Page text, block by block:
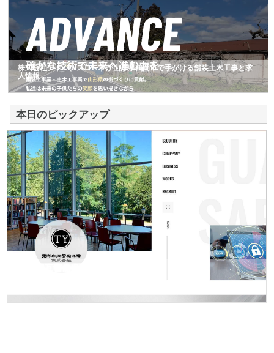
株式会社アドバンスロードが山形県鶴岡市で手がける舗装土木工事と求
人情報
本日のピックアップ